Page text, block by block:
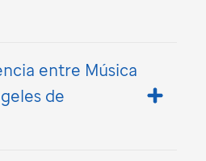
entre Música
de